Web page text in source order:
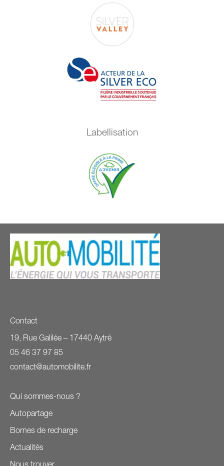
Labellisation
Contact
19, Rue Galilée – 17440 Aytré
05 46 37 97 85
contact@automobilite.fr
Qui sommes-nous ?
Autopartage
Bornes de recharge
Actualités